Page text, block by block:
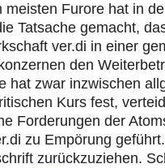
meisten Furore hat in
Tatsache gemacht,
ver.di in einer
den
hat zwar inzwischen
Kurs fest,
Forderungen der
zu Empörung
zurückzuziehen.